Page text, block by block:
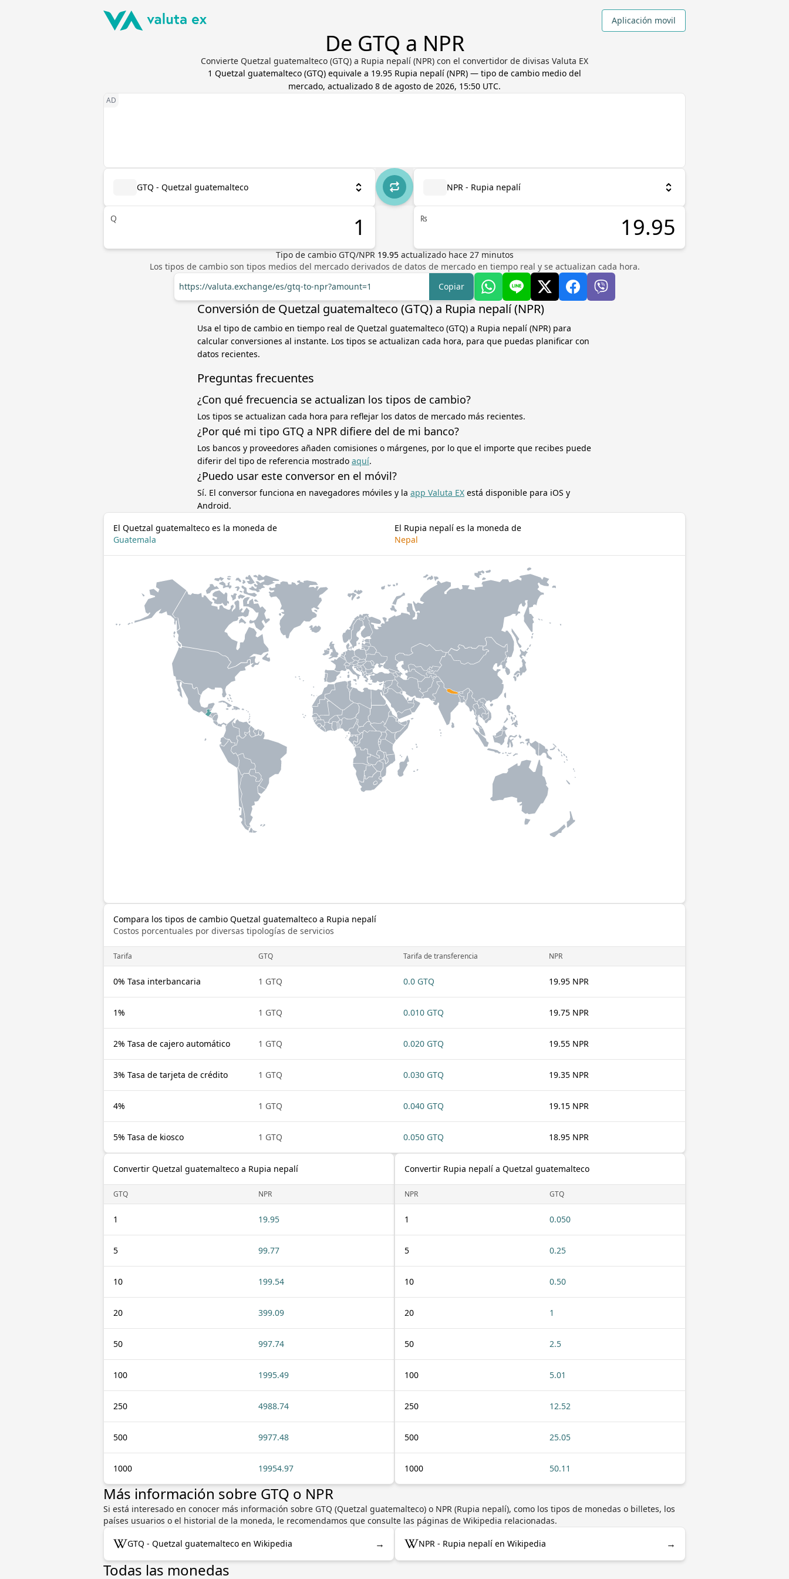
Aplicación movil
De GTQ a NPR
Convierte Quetzal guatemalteco (GTQ) a Rupia nepalí (NPR) con el convertidor de divisas Valuta EX
1 Quetzal guatemalteco (GTQ) equivale a 19.95 Rupia nepalí (NPR) — tipo de cambio medio del
mercado, actualizado 8 de agosto de 2026, 15:50 UTC.
GTQ - Quetzal guatemalteco
Q
NPR - Rupia nepalí
₨
Tipo de cambio GTQ/NPR 19.95 actualizado hace 27minutos
Los tipos de cambio son tipos medios del mercado derivados de datos de mercado en tiempo real y se actualizan cada hora.
https://valuta.exchange/es/gtq-to-npr?amount=1
Copiar
Conversión de Quetzal guatemalteco (GTQ) a Rupia nepalí (NPR)
Usa el tipo de cambio en tiempo real de Quetzal guatemalteco (GTQ) a Rupia nepalí (NPR) para
calcular conversiones al instante. Los tipos se actualizan cada hora, para que puedas planificar con
datos recientes.
Preguntas frecuentes
¿Con qué frecuencia se actualizan los tipos de cambio?
Los tipos se actualizan cada hora para reflejar los datos de mercado más recientes.
¿Por qué mi tipo GTQ a NPR difiere del de mi banco?
Los bancos y proveedores añaden comisiones o márgenes, por lo que el importe que recibes puede
diferir del tipo de referencia mostrado aquí.
¿Puedo usar este conversor en el móvil?
Sí. El conversor funciona en navegadores móviles y la app Valuta EX está disponible para iOS y
Android.
El Quetzal guatemalteco es la moneda de
Guatemala
El Rupia nepalí es la moneda de
Nepal
Compara los tipos de cambio Quetzal guatemalteco a Rupia nepalí
Costos porcentuales por diversas tipologías de servicios
Tarifa GTQ Tarifa de transferencia NPR
0% Tasa interbancaria 1 GTQ 0.0 GTQ 19.95 NPR
1% 1 GTQ 0.010 GTQ 19.75 NPR
2% Tasa de cajero automático 1 GTQ 0.020 GTQ 19.55 NPR
3% Tasa de tarjeta de crédito 1 GTQ 0.030 GTQ 19.35 NPR
4% 1 GTQ 0.040 GTQ 19.15 NPR
5% Tasa de kiosco 1 GTQ 0.050 GTQ 18.95 NPR
Convertir Quetzal guatemalteco a Rupia nepalí
GTQ NPR
1 19.95
5 99.77
10 199.54
20 399.09
50 997.74
100 1995.49
250 4988.74
500 9977.48
1000 19954.97
Convertir Rupia nepalí a Quetzal guatemalteco
NPR GTQ
1 0.050
5 0.25
10 0.50
20 1
50 2.5
100 5.01
250 12.52
500 25.05
1000 50.11
Más información sobre GTQ o NPR
Si está interesado en conocer más información sobre GTQ (Quetzal guatemalteco) o NPR (Rupia nepalí), como los tipos de monedas o billetes, los
países usuarios o el historial de la moneda, le recomendamos que consulte las páginas de Wikipedia relacionadas.
GTQ - Quetzal guatemalteco en Wikipedia → NPR - Rupia nepalí en Wikipedia →
Todas las monedas